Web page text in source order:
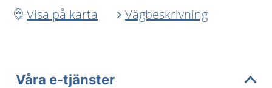
Visa på karta
Vägbeskrivning
Våra e-tjänster